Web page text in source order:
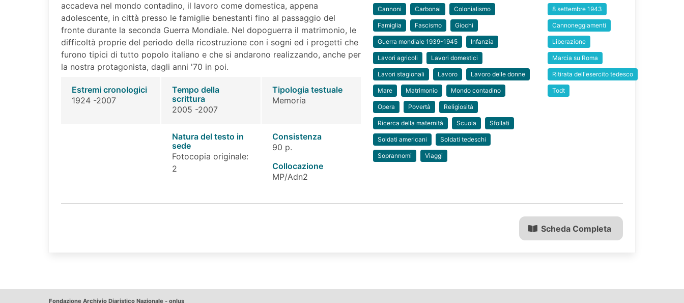
accadeva nel mondo contadino, il lavoro come domestica, appena
adolescente, in città presso le famiglie benestanti fino al passaggio del
fronte durante la seconda Guerra Mondiale. Nel dopoguerra il matrimonio, le
difficoltà proprie del periodo della ricostruzione con i sogni ed i progetti che
furono tipici di tutto popolo italiano e che si andarono realizzando, anche per
la nostra protagonista, dagli anni '70 in poi.
Estremi cronologici
1924 -2007
Tempo della
scrittura
2005 -2007
Tipologia testuale
Memoria
Natura del testo in
sede
Fotocopia originale:
2
Consistenza
90 p.
Collocazione
MP/Adn2
Cannoni Carbonai Colonialismo
Famiglia Fascismo Giochi
Guerra mondiale 1939-1945 Infanzia
Lavori agricoli Lavori domestici
Lavori stagionali Lavoro Lavoro delle donne
Mare Matrimonio Mondo contadino
Opera Povertà Religiosità
Ricerca della maternità Scuola Sfollati
Soldati americani Soldati tedeschi
Soprannomi Viaggi
8 settembre 1943
Cannoneggiamenti
Liberazione
Marcia su Roma
Ritirata dell'esercito tedesco
Todt
Scheda Completa
Fondazione Archivio Diaristico Nazionale - onlus